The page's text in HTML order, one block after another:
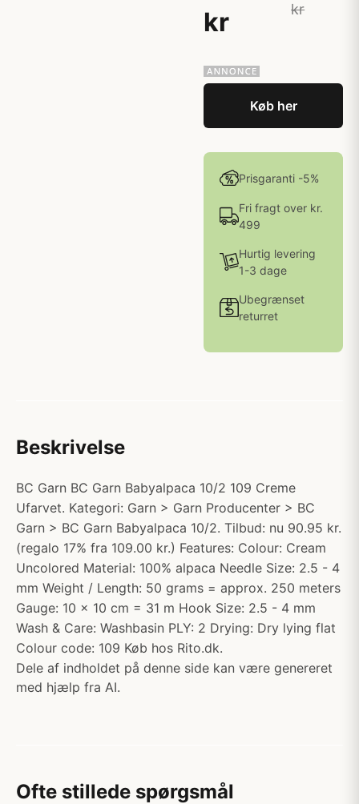
kr
kr
Køb her
Prisgaranti -5%
Fri fragt over kr.
499
Hurtig levering
1-3 dage
Ubegrænset
returret
Beskrivelse
BC Garn BC Garn Babyalpaca 10/2 109 Creme
Ufarvet. Kategori: Garn > Garn Producenter > BC
Garn > BC Garn Babyalpaca 10/2. Tilbud: nu 90.95 kr.
(regalo 17% fra 109.00 kr.) Features: Colour: Cream
Uncolored Material: 100% alpaca Needle Size: 2.5 - 4
mm Weight / Length: 50 grams = approx. 250 meters
Gauge: 10 x 10 cm = 31 m Hook Size: 2.5 - 4 mm
Wash & Care: Washbasin PLY: 2 Drying: Dry lying flat
Colour code: 109 Køb hos Rito.dk.
Dele af indholdet på denne side kan være genereret
med hjælp fra AI.
Ofte stillede spørgsmål